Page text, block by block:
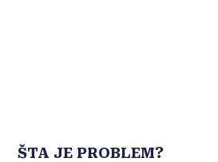
ŠTA JE PROBLEM?